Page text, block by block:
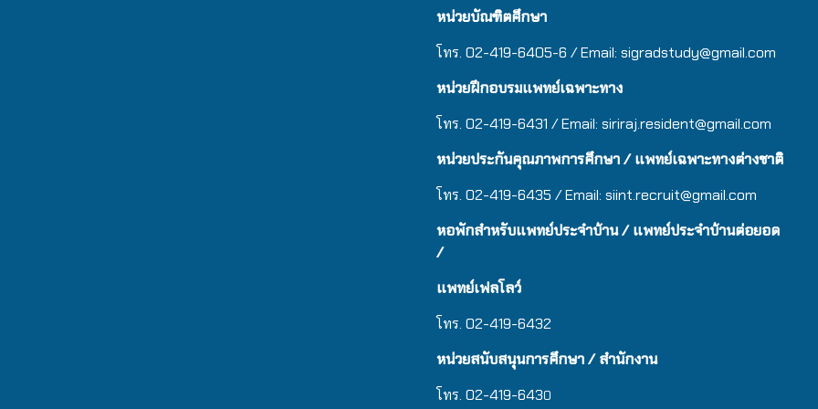
หน่วยบัณฑิตศึกษา
โทร. 02-419-6405-6 / Email: sigradstudy@gmail.com
หน่วยฝึกอบรมแพทย์เฉพาะทาง
โทร. 02-419-6431 / Email: siriraj.resident@gmail.com
หน่วยประกันคุณภาพการศึกษา / แพทย์เฉพาะทางต่างชาติ
โทร. 02-419-6435 / Email: siint.recruit@gmail.com
หอพักสำหรับแพทย์ประจำบ้าน/ แพทย์ประจำบ้านต่อยอด
/
แพทย์เฟลโลว์
โทร. 02-419-6432
หน่วยสนับสนุนการศึกษา / สำนักงาน
โทร. 02-419-6430